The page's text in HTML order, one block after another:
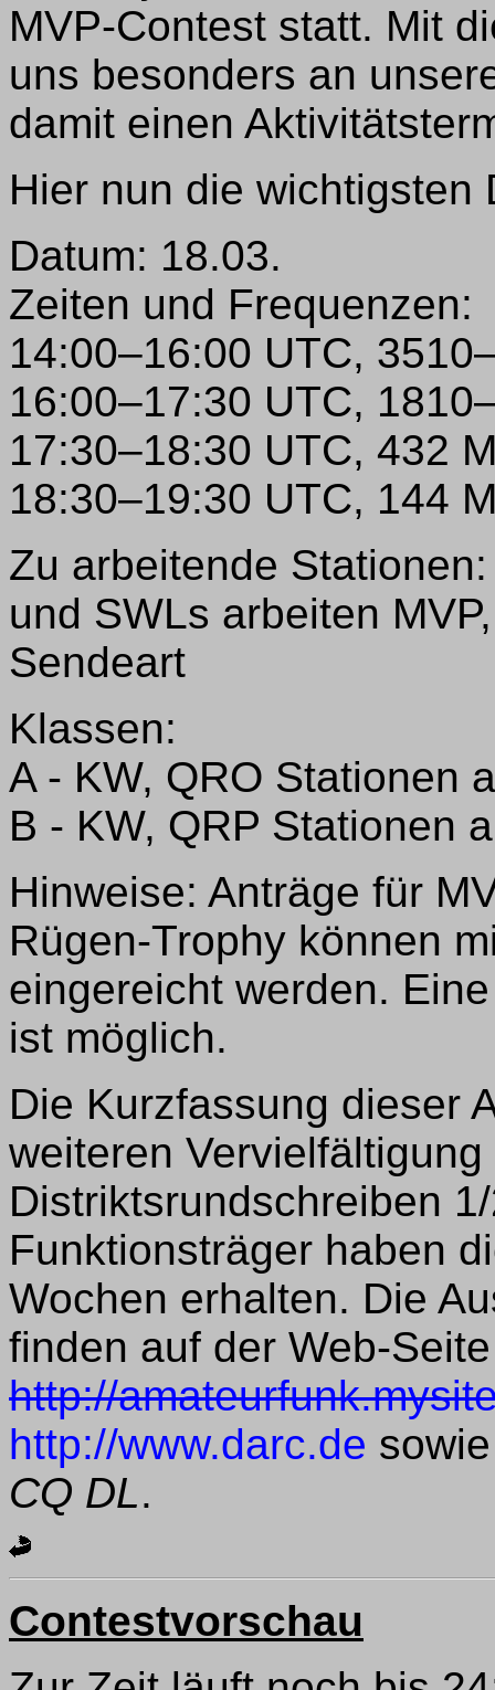
MVP-Contest statt. Mit
uns besonders an
damit einen
Hier nun die wichtigsten
Datum: 18.03.
Zeiten und Frequenzen:
14:00–16:00 UTC,
16:00–17:30 UTC,
17:30–18:30 UTC, 432
18:30–19:30 UTC, 144
Zu arbeitende
und SWLs arbeiten
Sendeart
Klassen:
A - KW, QRO Stationen
B - KW, QRP Stationen
Hinweise: Anträge für
Rügen-Trophy können
eingereicht werden.
ist möglich.
Die Kurzfassung dieser
weiteren
Distriktsrundschreiben
Funktionsträger haben
Wochen erhalten. Die
finden auf der Web-
http://
http://www.darc.de
CQ DL.
Contestvorschau